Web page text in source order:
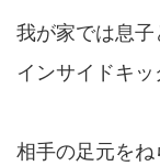
我が家では息
インサイドキッ
相手の足元を